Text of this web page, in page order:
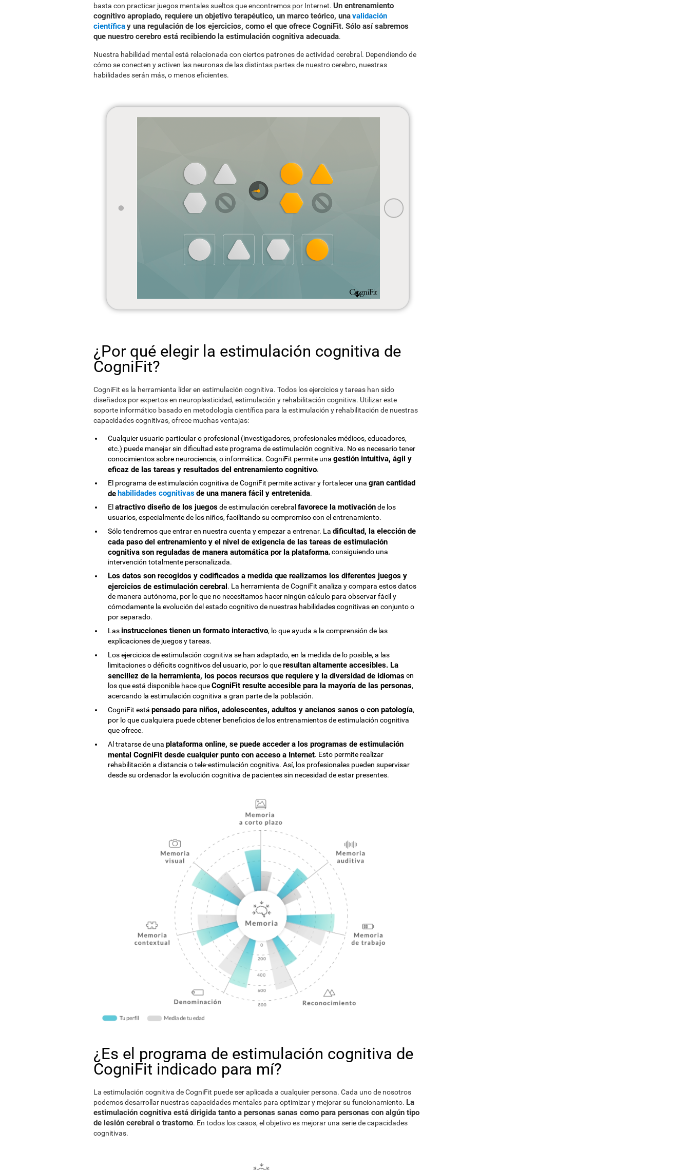
basta con practicar juegos mentales sueltos que encontremos por Internet. Un entrenamiento
cognitivo apropiado, requiere un objetivo terapéutico, un marco teórico, unavalidación
científicay una regulación de los ejercicios, como el que ofrece CogniFit. Sólo así sabremos
que nuestro cerebro está recibiendo la estimulación cognitiva adecuada.
Nuestra habilidad mental está relacionada con ciertos patrones de actividad cerebral. Dependiendo de
cómo se conecten y activen las neuronas de las distintas partes de nuestro cerebro, nuestras
habilidades serán más, o menos eficientes.
¿Por qué elegir la estimulación cognitiva de
CogniFit?
CogniFit es la herramienta líder en estimulación cognitiva. Todos los ejercicios y tareas han sido
diseñados por expertos en neuroplasticidad, estimulación y rehabilitación cognitiva. Utilizar este
soporte informático basado en metodología científica para la estimulación y rehabilitación de nuestras
capacidades cognitivas, ofrece muchas ventajas:
Cualquier usuario particular o profesional (investigadores, profesionales médicos, educadores,
etc.) puede manejar sin dificultad este programa de estimulación cognitiva. No es necesario tener
conocimientos sobre neurociencia, o informática. CogniFit permite una gestión intuitiva, ágil y
eficaz de las tareas y resultados del entrenamiento cognitivo.
El programa de estimulación cognitiva de CogniFit permite activar y fortalecer una gran cantidad
dehabilidades cognitivasde una manera fácil y entretenida.
El atractivo diseño de los juegosde estimulación cerebral favorece la motivaciónde los
usuarios, especialmente de los niños, facilitando su compromiso con el entrenamiento.
Sólo tendremos que entrar en nuestra cuenta y empezar a entrenar. La dificultad, la elección de
cada paso del entrenamiento y el nivel de exigencia de las tareas de estimulación
cognitiva son reguladas de manera automática por la plataforma, consiguiendo una
intervención totalmente personalizada.
Los datos son recogidos y codificados a medida que realizamos los diferentes juegos y
ejercicios de estimulación cerebral. La herramienta de CogniFit analiza y compara estos datos
de manera autónoma, por lo que no necesitamos hacer ningún cálculo para observar fácil y
cómodamente la evolución del estado cognitivo de nuestras habilidades cognitivas en conjunto o
por separado.
Lasinstrucciones tienen un formato interactivo, lo que ayuda a la comprensión de las
explicaciones de juegos y tareas.
Los ejercicios de estimulación cognitiva se han adaptado, en la medida de lo posible, a las
limitaciones o déficits cognitivos del usuario, por lo queresultan altamente accesibles. La
sencillez de la herramienta, los pocos recursos que requiere y la diversidad de idiomasen
los que está disponible hace queCogniFit resulte accesible para la mayoría de las personas,
acercando la estimulación cognitiva a gran parte de la población.
CogniFit está pensado para niños, adolescentes, adultos y ancianos sanos o con patología,
por lo que cualquiera puede obtener beneficios de los entrenamientos de estimulación cognitiva
que ofrece.
Al tratarse de una plataforma online, se puede acceder a los programas de estimulación
mental CogniFit desde cualquier punto con acceso a Internet. Esto permite realizar
rehabilitación a distancia o tele-estimulación cognitiva. Así, los profesionales pueden supervisar
desde su ordenador la evolución cognitiva de pacientes sin necesidad de estar presentes.
¿Es el programa de estimulación cognitiva de
CogniFit indicado para mí?
La estimulación cognitiva de CogniFit puede ser aplicada a cualquier persona. Cada uno de nosotros
podemos desarrollar nuestras capacidades mentales para optimizar y mejorar su funcionamiento. La
estimulación cognitiva está dirigida tanto a personas sanas como para personas con algún tipo
de lesión cerebral o trastorno. En todos los casos, el objetivo es mejorar una serie de capacidades
cognitivas.